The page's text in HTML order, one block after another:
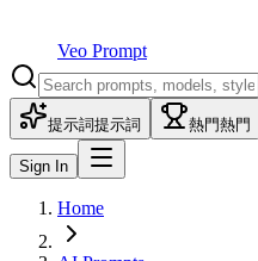
Veo Prompt
提示詞提示詞 熱門熱門
Sign In
Home